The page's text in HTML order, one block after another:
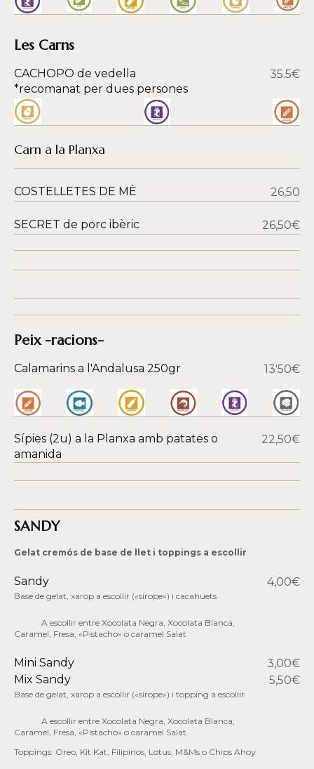
Les Carns
CACHOPO de vedella
*recomanat per dues persones
35.5€
Carn a la Planxa
COSTELLETES DE MÈ 26,50
SECRET de porc ibèric 26,50€
Peix -racions-
Calamarins a l'Andalusa 250gr 13'50€
Sípies (2u) a la Planxa amb patates o
amanida
22,50€
SANDY
Gelat cremós de base de llet i toppings a escollir
Sandy 4,00€
Base de gelat, xarop a escollir («sirope») i cacahuets
A escollir entre Xocolata Negra, Xocolata Blanca,
Caramel, Fresa, «Pistacho» o caramel Salat
Mini Sandy
3,00€
Mix Sandy
5,50€
Base de gelat, xarop a escollir («sirope») i topping a escollir
A escollir entre Xocolata Negra, Xocolata Blanca,
Caramel, Fresa, «Pistacho» o caramel Salat
Toppings: Oreo, Kit Kat, Filipinos, Lotus, M&Ms o Chips Ahoy